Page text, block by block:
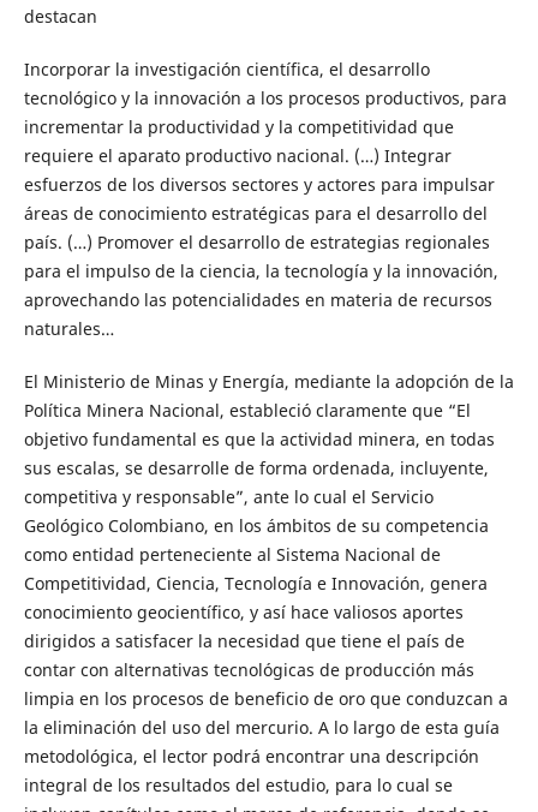
destacan
Incorporar la investigación científica, el desarrollo
tecnológico y la innovación a los procesos productivos, para
incrementar la productividad y la competitividad que
requiere el aparato productivo nacional. (…) Integrar
esfuerzos de los diversos sectores y actores para impulsar
áreas de conocimiento estratégicas para el desarrollo del
país. (…) Promover el desarrollo de estrategias regionales
para el impulso de la ciencia, la tecnología y la innovación,
aprovechando las potencialidades en materia de recursos
naturales…
El Ministerio de Minas y Energía, mediante la adopción de la
Política Minera Nacional, estableció claramente que “El
objetivo fundamental es que la actividad minera, en todas
sus escalas, se desarrolle de forma ordenada, incluyente,
competitiva y responsable”, ante lo cual el Servicio
Geológico Colombiano, en los ámbitos de su competencia
como entidad perteneciente al Sistema Nacional de
Competitividad, Ciencia, Tecnología e Innovación, genera
conocimiento geocientífico, y así hace valiosos aportes
dirigidos a satisfacer la necesidad que tiene el país de
contar con alternativas tecnológicas de producción más
limpia en los procesos de beneficio de oro que conduzcan a
la eliminación del uso del mercurio. A lo largo de esta guía
metodológica, el lector podrá encontrar una descripción
integral de los resultados del estudio, para lo cual se